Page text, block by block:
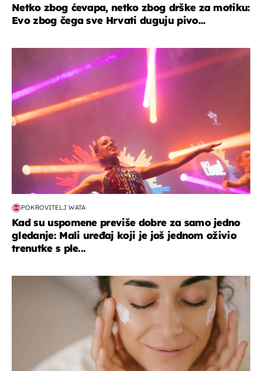
Netko zbog ćevapa, netko zbog drške za motiku:
Evo zbog čega sve Hrvati duguju pivo...
POKROVITELJ WATA
Kad su uspomene previše dobre za samo jedno
gledanje: Mali uređaj koji je još jednom oživio
trenutke s ple...
moda & ljepota